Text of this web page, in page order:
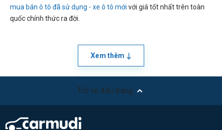
mua bán ô tô đã sử dụng - xe ô tô mới với giá tốt nhất trên toàn
quốc chính thức ra đời.
Xem thêm
Trở về đầu trang